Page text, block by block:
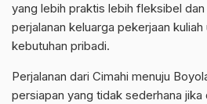
yang lebih praktis lebih fleksibel
perjalanan keluarga pekerjaan
kebutuhan pribadi.
Perjalanan dari Cimahi menuju
persiapan yang tidak sederhana jika